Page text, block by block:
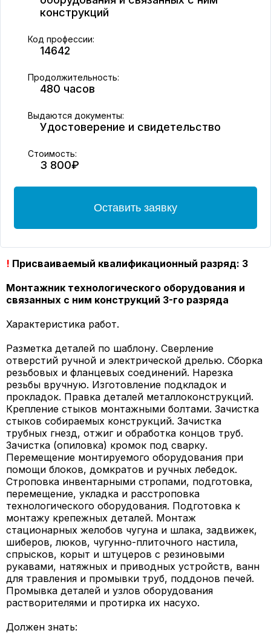
конструкций
Код профессии:
14642
Продолжительность:
480 часов
Выдаются документы:
Удостоверение и свидетельство
Стоимость:
3 800₽
Оставить заявку
! Присваиваемый квалификационный разряд: 3
Монтажник технологического оборудования и
связанных с ним конструкций 3-го разряда
Характеристика работ.
Разметка деталей по шаблону. Сверление
отверстий ручной и электрической дрелью. Сборка
резьбовых и фланцевых соединений. Нарезка
резьбы вручную. Изготовление подкладок и
прокладок. Правка деталей металлоконструкций.
Крепление стыков монтажными болтами. Зачистка
стыков собираемых конструкций. Зачистка
трубных гнезд, отжиг и обработка концов труб.
Зачистка (опиловка) кромок под сварку.
Перемещение монтируемого оборудования при
помощи блоков, домкратов и ручных лебедок.
Строповка инвентарными стропами, подготовка,
перемещение, укладка и расстроповка
технологического оборудования. Подготовка к
монтажу крепежных деталей. Монтаж
стационарных желобов чугуна и шлака, задвижек,
шиберов, люков, чугунно-плиточного настила,
спрысков, корыт и штуцеров с резиновыми
рукавами, натяжных и приводных устройств, ванн
для травления и промывки труб, поддонов печей.
Промывка деталей и узлов оборудования
растворителями и протирка их насухо.
Должен знать: